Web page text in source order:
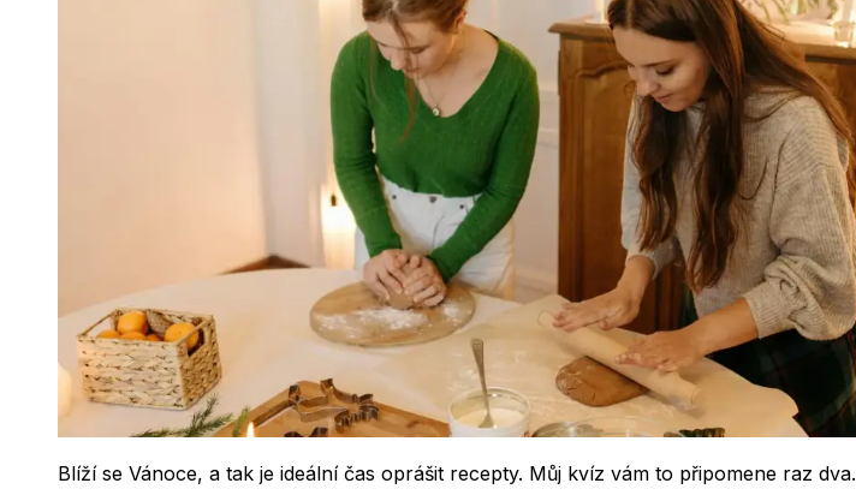
Blíží se Vánoce, a tak je ideální čas oprášit recepty. Můj kvíz vám to připomene raz dva.